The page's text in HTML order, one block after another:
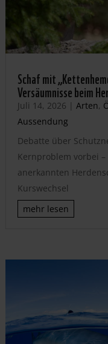
Schaf mit
Versäumnisse beim
Juli 14, 2026 | Arten,
Aussendung
Debatte über
Kernproblem vorbei
anerkannten
Kurswechsel
mehr lesen